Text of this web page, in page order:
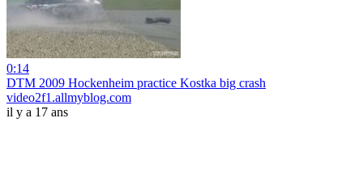
0:14
DTM 2009 Hockenheim practice Kostka big crash
video2f1.allmyblog.com
il y a 17 ans